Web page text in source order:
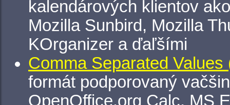
kalendárových klientov
Mozilla Sunbird, Mozilla
KOrganizer a ďaľšími
Comma Separated Values
formát podporovaný
OpenOffice.org Calc, MS